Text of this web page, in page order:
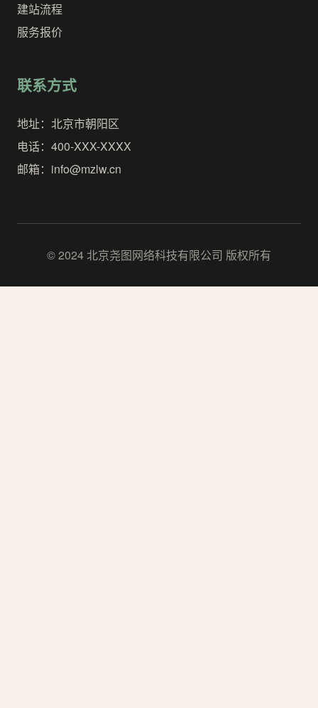
建站流程
服务报价
联系方式
地址：北京市朝阳区
电话：400-XXX-XXXX
邮箱：info@mzlw.cn
© 2024 北京尧图网络科技有限公司 版权所有